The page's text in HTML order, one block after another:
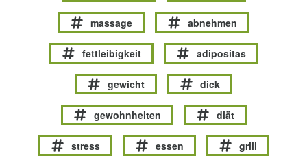
massage abnehmen
fettleibigkeit adipositas
gewicht dick
gewohnheiten diät
stress essen grill